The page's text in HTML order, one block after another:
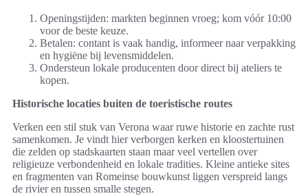
Openingstijden: markten beginnen vroeg; kom vóór 10:00
voor de beste keuze.
Betalen: contant is vaak handig, informeer naar verpakking
en hygiëne bij levensmiddelen.
Ondersteun lokale producenten door direct bij ateliers te
kopen.
Historische locaties buiten de toeristische routes
Verken een stil stuk van Verona waar ruwe historie en zachte rust
samenkomen. Je vindt hier verborgen kerken en kloostertuinen
die zelden op stadskaarten staan maar veel vertellen over
religieuze verbondenheid en lokale tradities. Kleine antieke sites
en fragmenten van Romeinse bouwkunst liggen verspreid langs
de rivier en tussen smalle stegen.